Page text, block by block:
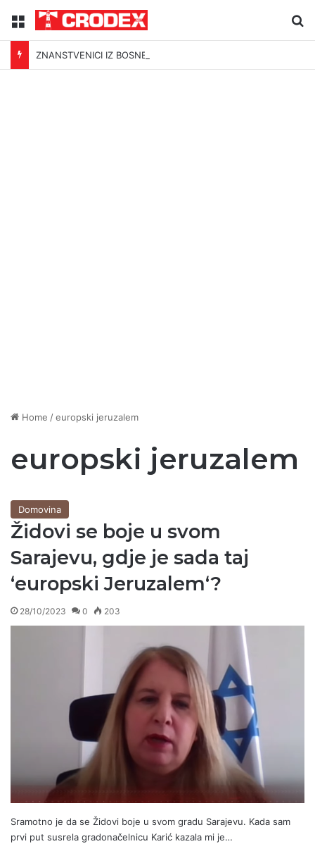
Menu
ZNANSTVENICI IZ BOSNE OTKRILI NACIZAM U – BOSNI!
Home /europski jeruzalem
europski jeruzalem
Domovina
Židovi se boje u svom
Sarajevu, gdje je sada taj
‘europski Jeruzalem‘?
28/10/2023 0 203
Sramotno je da se Židovi boje u svom gradu Sarajevu. Kada sam
prvi put susrela gradonačelnicu Karić kazala mi je…